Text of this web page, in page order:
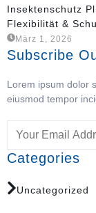
Insektenschutz
Flexibilität &
März 1, 2026
Subscribe
Lorem ipsum dolor
eiusmod tempor
Categories
Uncategorized